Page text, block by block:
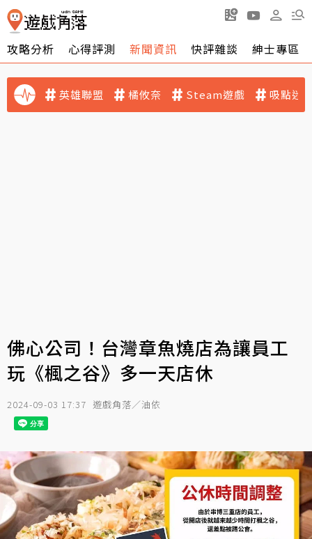
攻略分析 心得評測 新聞資訊 快評雜談 紳士專區
英雄聯盟 橘攸奈 Steam遊戲 吸點迷
佛心公司！台灣章魚燒店為讓員工
玩《楓之谷》多一天店休
2024-09-03 17:37 遊戲角落／油依